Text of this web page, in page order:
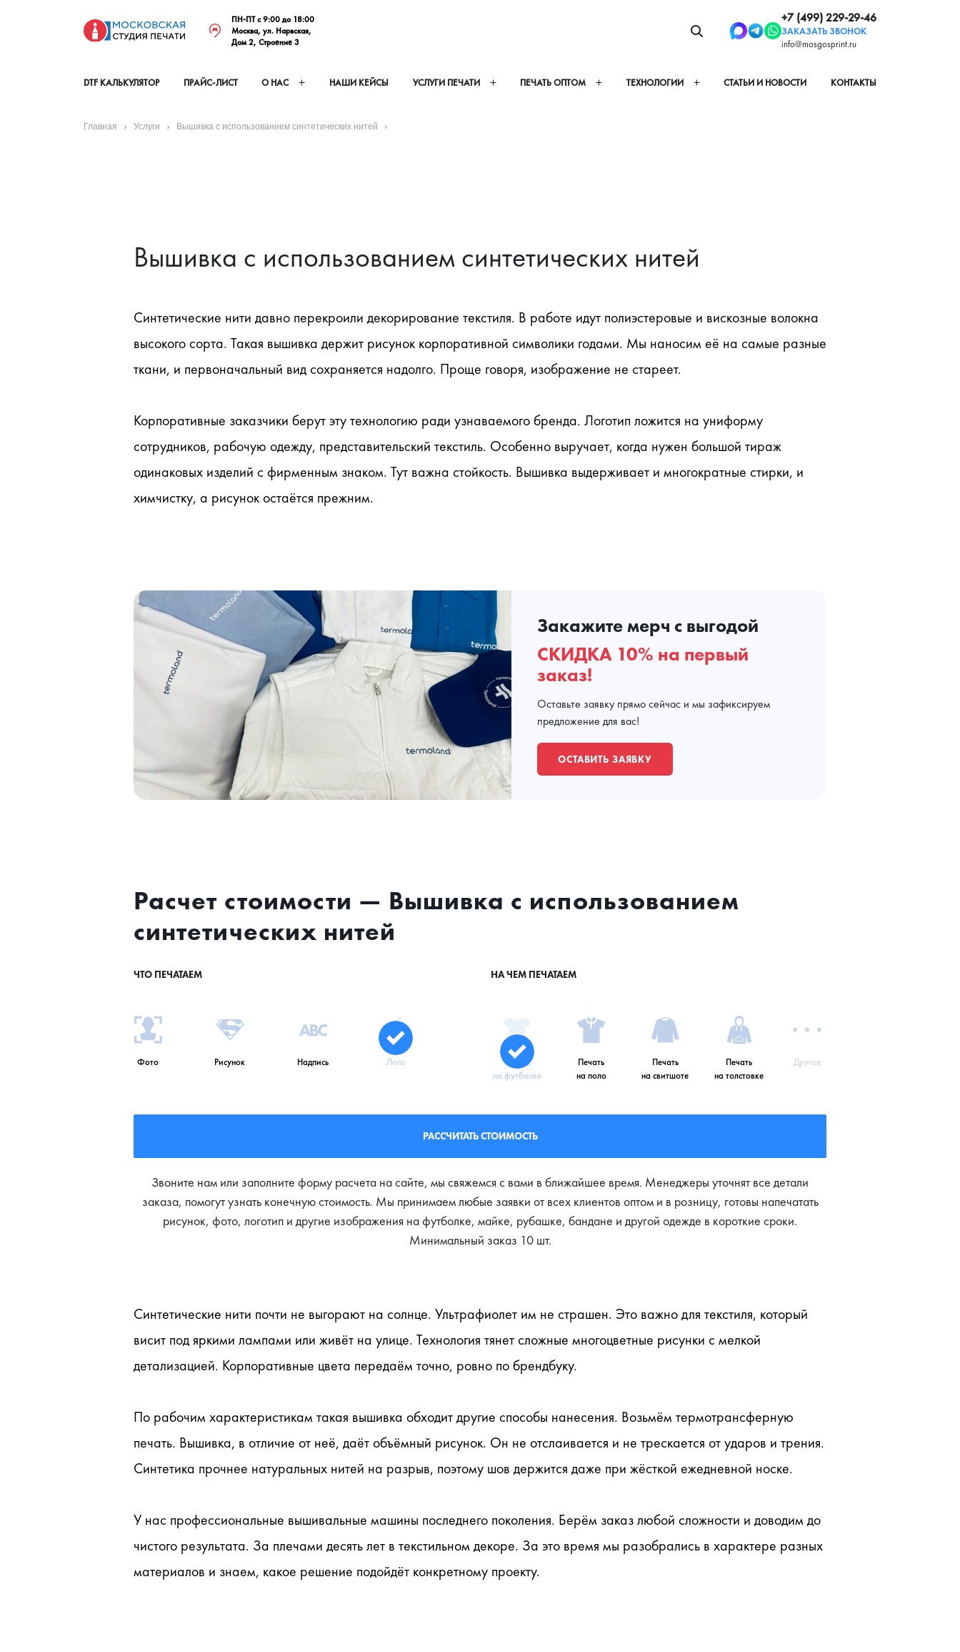
ПН-ПТ с 9:00 до 18:00
Москва, ул. Нарвская,
Дом 2, Строение 3
+7 (499) 229-29-46
ЗАКАЗАТЬ ЗВОНОК
info@mosgosprint.ru
DTF КАЛЬКУЛЯТОР ПРАЙС-ЛИСТ О НАС НАШИ КЕЙСЫ УСЛУГИ ПЕЧАТИ ПЕЧАТЬ ОПТОМ ТЕХНОЛОГИИ СТАТЬИ И НОВОСТИ КОНТАКТЫ
Главная Услуги Вышивка с использованием синтетических нитей
Вышивка с использованием синтетических нитей
Синтетические нити давно перекроили декорирование текстиля. В работе идут полиэстеровые и вискозные волокна
высокого сорта. Такая вышивка держит рисунок корпоративной символики годами. Мы наносим её на самые разные
ткани, и первоначальный вид сохраняется надолго. Проще говоря, изображение не стареет.
Корпоративные заказчики берут эту технологию ради узнаваемого бренда. Логотип ложится на униформу
сотрудников, рабочую одежду, представительский текстиль. Особенно выручает, когда нужен большой тираж
одинаковых изделий с фирменным знаком. Тут важна стойкость. Вышивка выдерживает и многократные стирки, и
химчистку, а рисунок остаётся прежним.
Закажите мерч с выгодой
СКИДКА 10% на первый
заказ!
Оставьте заявку прямо сейчас и мы зафиксируем
предложение для вас!
ОСТАВИТЬ ЗАЯВКУ
Расчет стоимости — Вышивка с использованием
синтетических нитей
ЧТО ПЕЧАТАЕМ
Фото Рисунок Надпись Лого
НА ЧЕМ ПЕЧАТАЕМ
Печать
на футболке
Печать
на поло
Печать
на свитшоте
Печать
на толстовке
Другое
РАССЧИТАТЬ СТОИМОСТЬ
Звоните нам или заполните форму расчета на сайте, мы свяжемся с вами в ближайшее время. Менеджеры уточнят все детали
заказа, помогут узнать конечную стоимость. Мы принимаем любые заявки от всех клиентов оптом и в розницу, готовы напечатать
рисунок, фото, логотип и другие изображения на футболке, майке, рубашке, бандане и другой одежде в короткие сроки.
Минимальный заказ 10 шт.
Синтетические нити почти не выгорают на солнце. Ультрафиолет им не страшен. Это важно для текстиля, который
висит под яркими лампами или живёт на улице. Технология тянет сложные многоцветные рисунки с мелкой
детализацией. Корпоративные цвета передаём точно, ровно по брендбуку.
По рабочим характеристикам такая вышивка обходит другие способы нанесения. Возьмём термотрансферную
печать. Вышивка, в отличие от неё, даёт объёмный рисунок. Он не отслаивается и не трескается от ударов и трения.
Синтетика прочнее натуральных нитей на разрыв, поэтому шов держится даже при жёсткой ежедневной носке.
У нас профессиональные вышивальные машины последнего поколения. Берём заказ любой сложности и доводим до
чистого результата. За плечами десять лет в текстильном декоре. За это время мы разобрались в характере разных
материалов и знаем, какое решение подойдёт конкретному проекту.